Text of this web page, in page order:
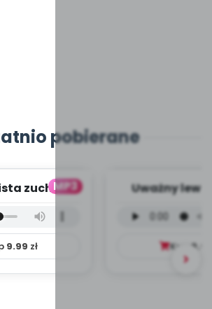
pobierane
MP3
zuch -
9.99 zł
Uważny lew
Kup 9.99